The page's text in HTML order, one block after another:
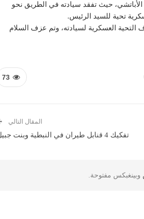
جوية بالطائرات الأباتشي، حيث تفقد سيادته في الطريق نحو
تحية للسيد الرئيس.
العسكرية لسيادته، وتم عزف السلام
73
المقال التالي
تفكيك 4 قنابل طيران في النبطية وبنت جبيل
وبينغبكس مفتوحة.